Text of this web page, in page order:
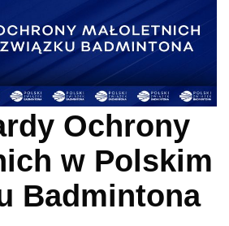
Ochrony
w Polskim
Badmintona